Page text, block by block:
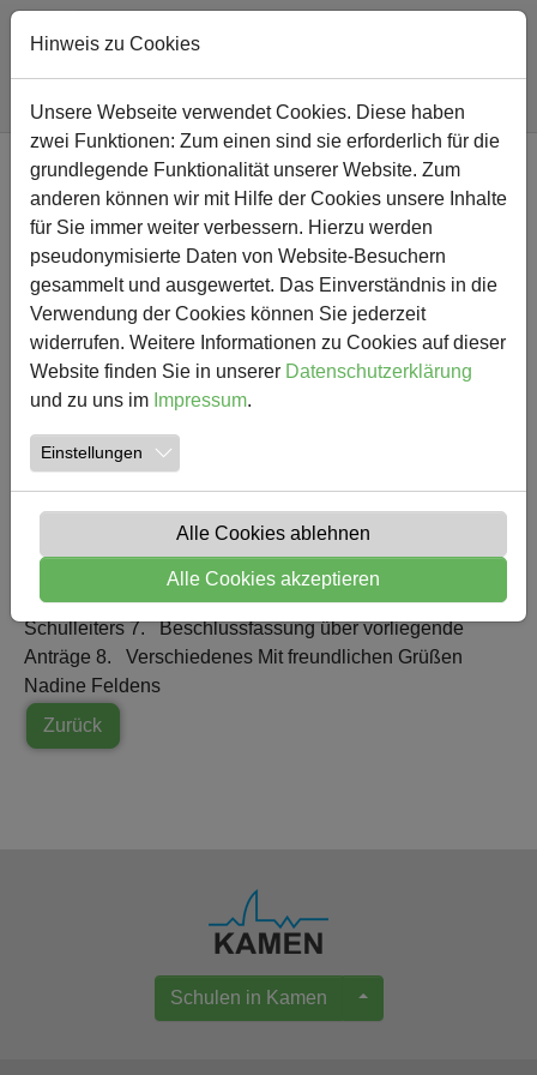
Zum Hauptinhalt springen
Sie sind hier:
Südschule Nachricht
NEWS
Einladung zur JHV 2018 des
Fördervereins "Freunde der
Südschule e.V."
20.05.2018 Südschule Aktuelles
Einladung zur JHV 2018
Südschule / Lehrerzimmer Tagesordnung: 1.
Begrüßung des Vorstandes 2. Genehmigung des
Protokolls vom 3.05.2017 3. Bericht der Schatzmeisterin
4. Entlastung des Vorstandes 5. Wahlen 6. Bericht des
Schulleiters 7. Beschlussfassung über vorliegende
Anträge 8. Verschiedenes Mit freundlichen Grüßen
Nadine Feldens
Zurück
Schulen in Kamen
Hinweis zu Cookies
Unsere Webseite verwendet Cookies. Diese haben
zwei Funktionen: Zum einen sind sie erforderlich für die
grundlegende Funktionalität unserer Website. Zum
anderen können wir mit Hilfe der Cookies unsere Inhalte
für Sie immer weiter verbessern. Hierzu werden
pseudonymisierte Daten von Website-Besuchern
gesammelt und ausgewertet. Das Einverständnis in die
Verwendung der Cookies können Sie jederzeit
widerrufen. Weitere Informationen zu Cookies auf dieser
Website finden Sie in unserer Datenschutzerklärung
und zu uns im Impressum.
Einstellungen
Alle Cookies ablehnen
Alle Cookies akzeptieren